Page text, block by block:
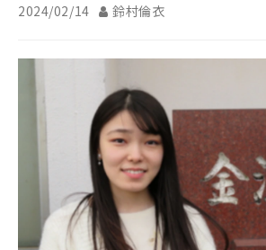
2024/02/14 鈴村倫衣